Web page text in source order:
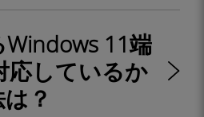
11端
応しているか
？